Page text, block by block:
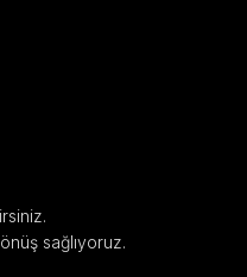
sağlıyoruz.